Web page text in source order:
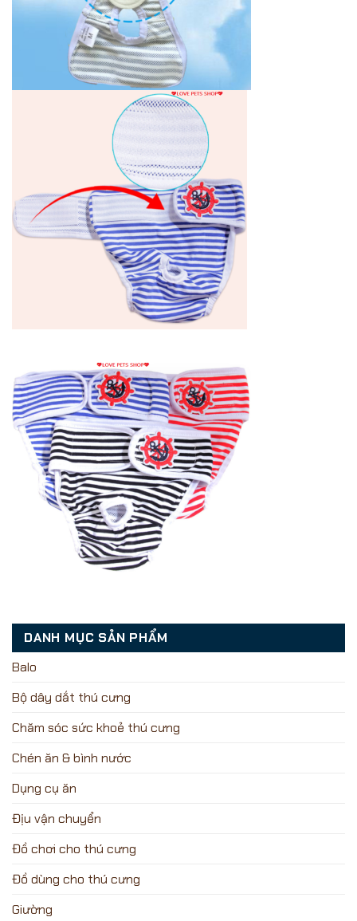
DANH MỤC SẢN PHẨM
Balo
Bộ dây dắt thú cưng
Chăm sóc sức khoẻ thú cưng
Chén ăn & bình nước
Dụng cụ ăn
Địu vận chuyển
Đồ chơi cho thú cưng
Đồ dùng cho thú cưng
Giường